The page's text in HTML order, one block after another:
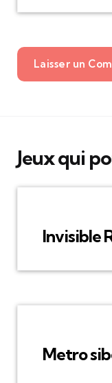
Laisser un
Jeux qui
Invisible
Metro